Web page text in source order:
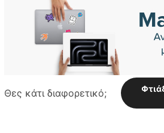
Θες κάτι διαφορετικό;